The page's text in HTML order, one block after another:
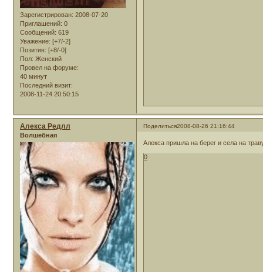
Зарегистрирован: 2008-07-20
Приглашений: 0
Сообщений: 619
Уважение: [+7/-2]
Позитив: [+8/-0]
Пол: Женский
Провел на форуме:
40 минут
Последний визит:
2008-11-24 20:50:15
Поделиться2008-08-26 21:16:44
Алекса Редлл
Волшебная
Алекса пришла на берег и села на
0